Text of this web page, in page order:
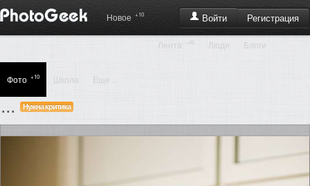
Войти Регистрация
Новое +10
Лента +46 Люди Блоги
Фото +10 Школа Еще ...
... Нужна критика